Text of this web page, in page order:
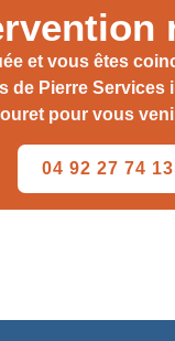
et vous êtes
de Pierre Services
pour vous
04 92 27 74 13